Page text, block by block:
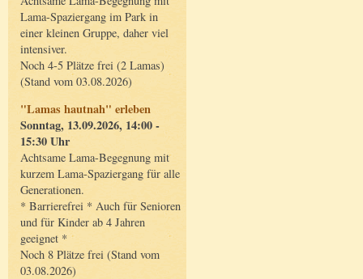
Lama-Spaziergang im Park in
einer kleinen Gruppe, daher viel
intensiver.
Noch 4-5 Plätze frei (2 Lamas)
(Stand vom 03.08.2026)
"Lamas hautnah" erleben
Sonntag, 13.09.2026, 14:00 -
15:30 Uhr
Achtsame Lama-Begegnung mit
kurzem Lama-Spaziergang für alle
Generationen.
* Barrierefrei * Auch für Senioren
und für Kinder ab 4 Jahren
geeignet *
Noch 8 Plätze frei (Stand vom
03.08.2026)